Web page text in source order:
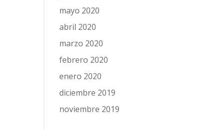
mayo 2020
abril 2020
marzo 2020
febrero 2020
enero 2020
diciembre 2019
noviembre 2019